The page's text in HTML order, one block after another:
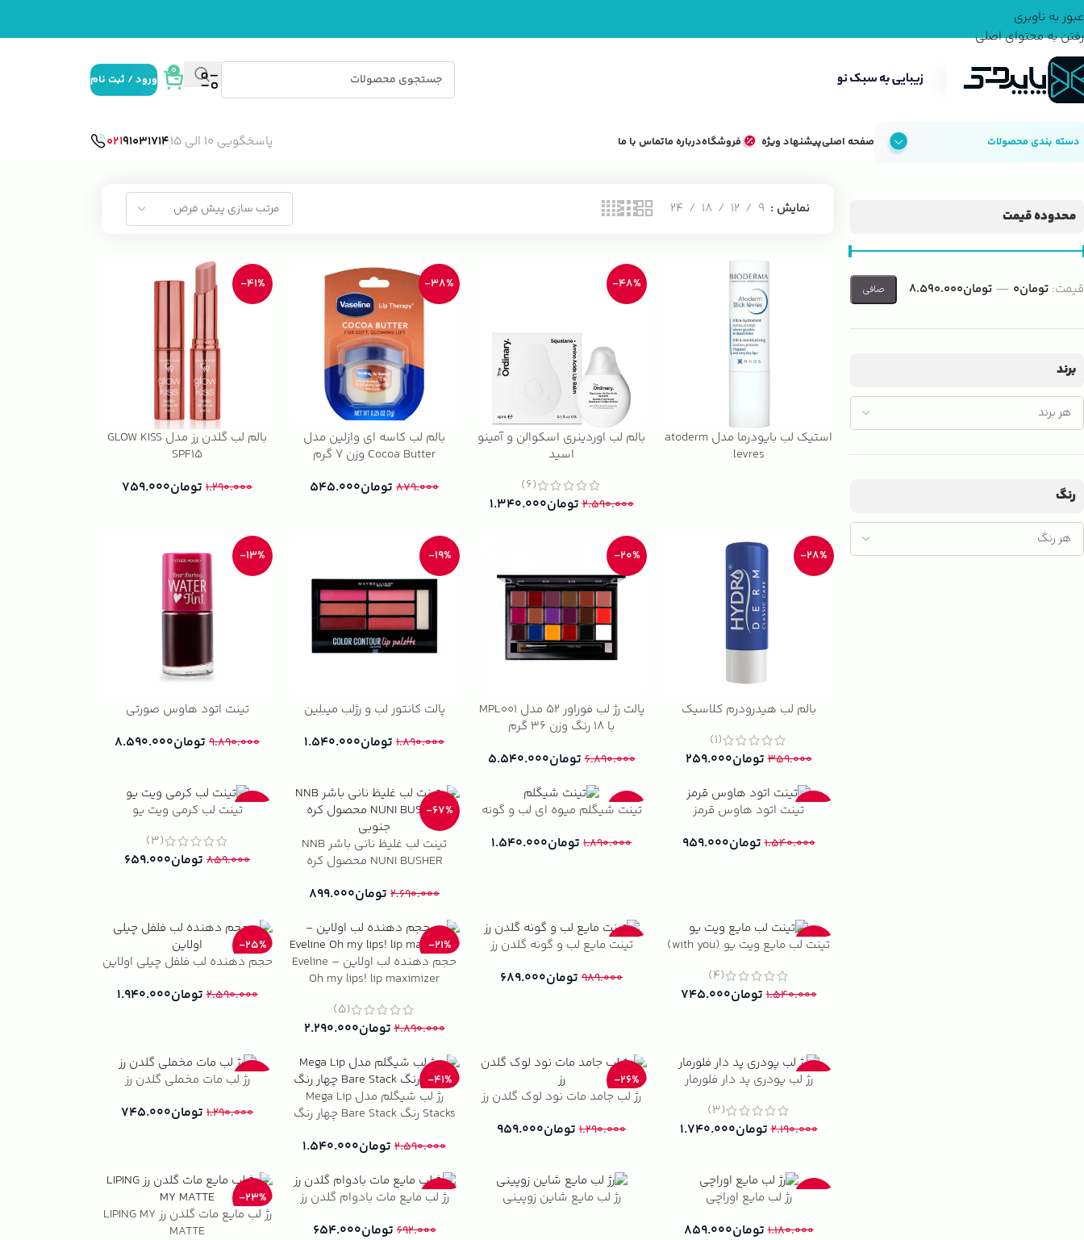
عبور به ناوبری
رفتن به محتوای اصلی
0
ورود / ثبت نام
دسته بندی محصولات صفحه اصلیپیشنهاد ویژه فروشگاهدرباره ماتماس با ما پاسخگویی 10 الی 15 02191031714
لوازم آرایش لب
محدوده قیمت
صافی قيمت: تومان0 — تومان8.590.000
برند
رنگ
نمایش 9
12
18
24
استیک لب بایودرما مدل atoderm
levres
-48%
بالم لب اوردینری اسکوالن و آمینو
اسید
(6)
۲.۵۹۰.۰۰۰ تومان۱.۳۴۰.۰۰۰
-38%
بالم لب کاسه ای وازلین مدل
Cocoa Butter وزن 7 گرم
۸۷۹.۰۰۰ تومان۵۴۵.۰۰۰
-41%
بالم لب گلدن رز مدل GLOW KISS
SPF15
۱.۲۹۰.۰۰۰ تومان۷۵۹.۰۰۰
-28%
بالم لب هیدرودرم کلاسیک
(1)
۳۵۹.۰۰۰ تومان۲۵۹.۰۰۰
-20%
پالت رژ لب فوراور ۵۲ مدل MPL001
با ۱۸ رنگ وزن ۳۶ گرم
۶.۸۹۰.۰۰۰ تومان۵.۵۴۰.۰۰۰
-19%
پالت کانتور لب و رژلب میبلین
۱.۸۹۰.۰۰۰ تومان۱.۵۴۰.۰۰۰
-13%
تینت اتود هاوس صورتی
۹.۸۹۰.۰۰۰ تومان۸.۵۹۰.۰۰۰
-38%تینت اتود هاوس قرمز
۱.۵۴۰.۰۰۰ تومان۹۵۹.۰۰۰
-19%
تینت شیگلم میوه ای لب و گونه
۱.۸۹۰.۰۰۰ تومان۱.۵۴۰.۰۰۰
-67%
تینت لب غلیظ نانی باشر NNB
NUNI BUSHER محصول کره
۲.۶۹۰.۰۰۰ تومان۸۹۹.۰۰۰
-23%تینت لب کرمی ویت یو
(3)
۸۵۹.۰۰۰ تومان۶۵۹.۰۰۰
-52%
تینت لب مایع ویت یو (with you)
(4)
۱.۵۴۰.۰۰۰ تومان۷۴۵.۰۰۰
-30%
تینت مایع لب و گونه گلدن رز
۹۸۹.۰۰۰ تومان۶۸۹.۰۰۰
-21%
حجم دهنده لب اولاین – Eveline
Oh my lips! lip maximizer
(5)
۲.۸۹۰.۰۰۰ تومان۲.۲۹۰.۰۰۰
-25%
حجم دهنده لب فلفل چیلی اولاین
۲.۵۹۰.۰۰۰ تومان۱.۹۴۰.۰۰۰
-21%رژ لب پودری پد دار فلورمار
(3)
۲.۱۹۰.۰۰۰ تومان۱.۷۴۰.۰۰۰
-26%
رژ لب جامد مات نود لوک گلدن رز
۱.۲۹۰.۰۰۰ تومان۹۵۹.۰۰۰
-41%
رژ لب شیگلم مدل Mega Lip
Stacks رنگ Bare Stack چهار رنگ
۲.۵۹۰.۰۰۰ تومان۱.۵۴۰.۰۰۰
-42%رژ لب مات مخملی گلدن رز
۱.۲۹۰.۰۰۰ تومان۷۴۵.۰۰۰
رژ لب مایع اوراچی
۱.۱۸۰.۰۰۰ تومان۸۵۹.۰۰۰
رژ لب مایع شاین زوپینی -5%
رژ لب مایع مات بادوام گلدن رز
۶۹۲.۰۰۰ تومان۶۵۴.۰۰۰
-23%
رژ لب مایع مات گلدن رز LIPING MY
MATTE